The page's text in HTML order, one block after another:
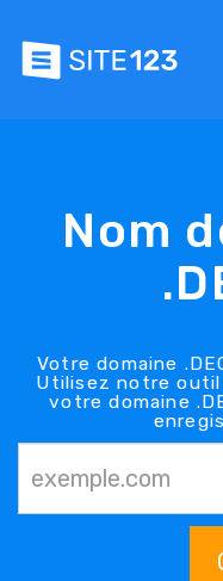
Nom
Votre domaine
Utilisez notre outil
votre domaine